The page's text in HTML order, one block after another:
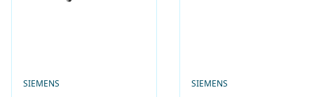
PRODUCENT
SIEMENS PRODUCENT
SIEMENS